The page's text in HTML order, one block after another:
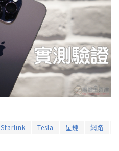
Starlink Tesla 星鏈 網路